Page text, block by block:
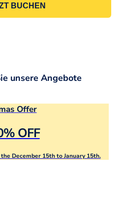
BUCHEN
unsere Angebote
Offer
OFF
December 15th to January 15th.